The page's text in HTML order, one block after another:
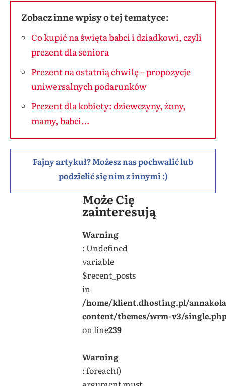
Zobacz inne wpisy o tej tematyce:
Co kupić na święta babci i dziadkowi, czyli
prezent dla seniora
Prezent na ostatnią chwilę – propozycje
uniwersalnych podarunków
Prezent dla kobiety: dziewczyny, żony,
mamy, babci…
Fajny artykuł? Możesz nas pochwalić lub
podzielić się nim z innymi :)
Może Cię
zainteresują
Warning
: Undefined
variable
$recent_posts
in
/home/klient.dhosting.pl/
content/themes/wrm-v3/
on line239
Warning
: foreach()